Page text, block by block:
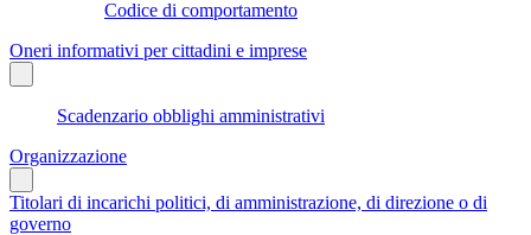
Codice di comportamento
Oneri informativi per cittadini e imprese
Scadenzario obblighi amministrativi
Organizzazione
Titolari di incarichi politici, di amministrazione, di direzione o di
governo